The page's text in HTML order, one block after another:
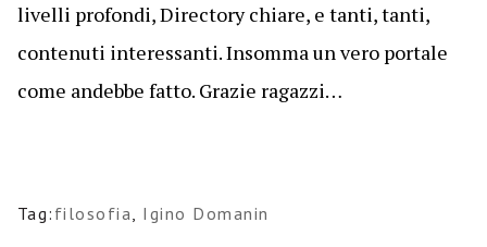
livelli profondi, Directory chiare, e tanti, tanti,
contenuti interessanti. Insomma un vero portale
come andebbe fatto. Grazie ragazzi…
Tag: filosofia, Igino Domanin